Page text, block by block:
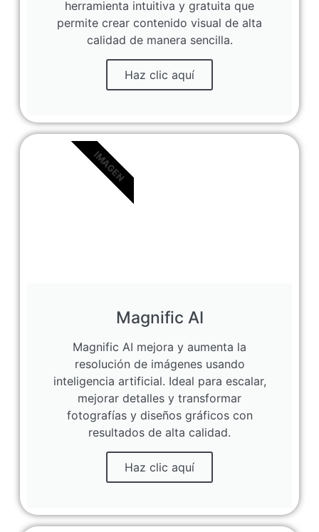
herramienta intuitiva y gratuita que
permite crear contenido visual de alta
calidad de manera sencilla.
Haz clic aquí
Magnific AI
Magnific AI mejora y aumenta la
resolución de imágenes usando
inteligencia artificial. Ideal para escalar,
mejorar detalles y transformar
fotografías y diseños gráficos con
resultados de alta calidad.
Haz clic aquí
IMAGEN